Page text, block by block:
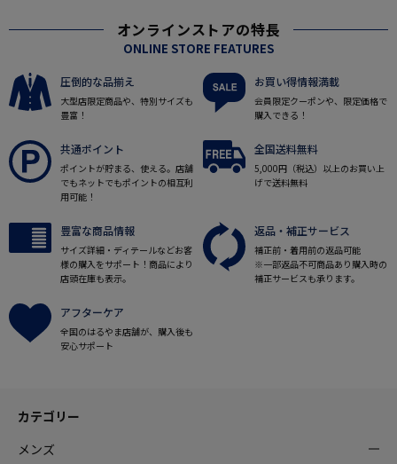
オンラインストアの特長
ONLINE STORE FEATURES
圧倒的な品揃え
大型店限定商品や、特別サイズも
豊富！
お買い得情報満載
会員限定クーポンや、限定価格で
購入できる！
共通ポイント
ポイントが貯まる、使える。店舗
でもネットでもポイントの相互利
用可能！
全国送料無料
5,000円（税込）以上のお買い上
げで送料無料
豊富な商品情報
サイズ詳細・ディテールなどお客
様の購入をサポート！商品により
店頭在庫も表示。
返品・補正サービス
補正前・着用前の返品可能
※一部返品不可商品あり購入時の
補正サービスも承ります。
アフターケア
全国のはるやま店舗が、購入後も
安心サポート
カテゴリー
メンズ